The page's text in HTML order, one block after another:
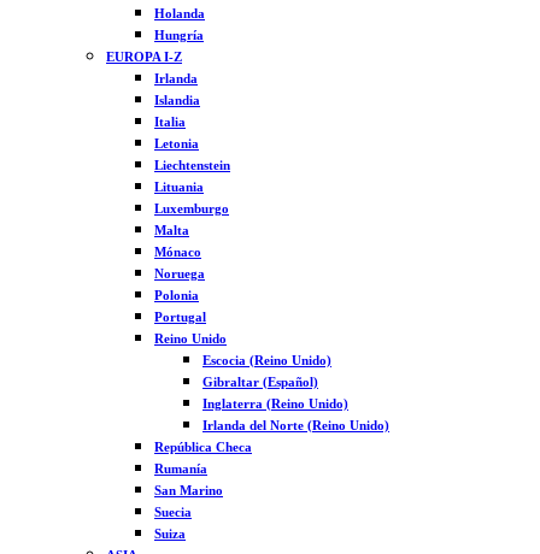
Holanda
Hungría
EUROPA I-Z
Irlanda
Islandia
Italia
Letonia
Liechtenstein
Lituania
Luxemburgo
Malta
Mónaco
Noruega
Polonia
Portugal
Reino Unido
Escocia (Reino Unido)
Gibraltar (Español)
Inglaterra (Reino Unido)
Irlanda del Norte (Reino Unido)
República Checa
Rumanía
San Marino
Suecia
Suiza